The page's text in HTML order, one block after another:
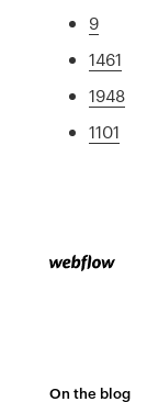
9
1461
1948
1101
On the blog